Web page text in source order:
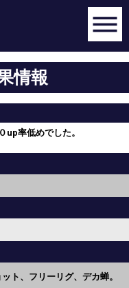
情報
up率低めでした。
ト、フリーリグ、デカ蝉。